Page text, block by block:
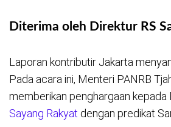
Diterima oleh Direktur RS
Laporan kontributir Jakarta
Pada acara ini, Menteri PANRB
memberikan penghargaan kepada
Sayang Rakyat dengan predikat